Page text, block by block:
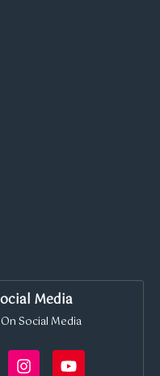
Media
Social Media